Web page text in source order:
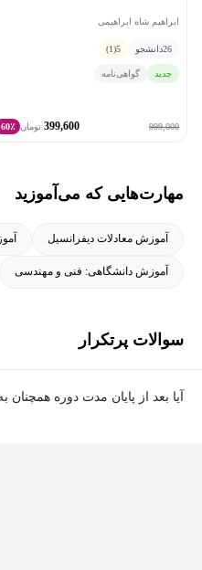
ابراهیم شاه ابراهیمی
26دانشجو 5
(1)
جدید گواهی‌نامه
999,000
399,600 تومان 60٪
مهارت‌هایی که می‌آموزید
آموزش معادلات دیفرانسیل
آموزش دانشگاهی: فنی و مهندسی
سوالات پرتکرار
آیا بعد از پایان مدت دوره